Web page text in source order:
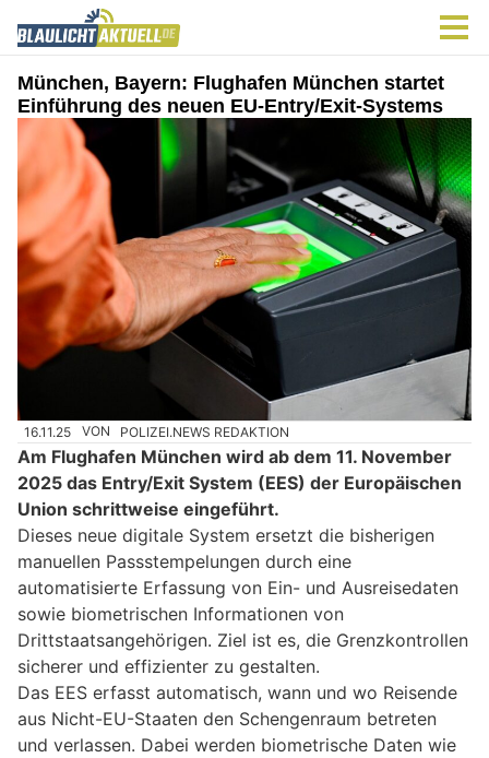
München, Bayern: Flughafen München startet
Einführung des neuen EU-Entry/Exit-Systems
16.11.25 VON POLIZEI.NEWS REDAKTION
Am Flughafen München wird ab dem 11. November
2025 das Entry/Exit System (EES) der Europäischen
Union schrittweise eingeführt.
Dieses neue digitale System ersetzt die bisherigen
manuellen Passstempelungen durch eine
automatisierte Erfassung von Ein- und Ausreisedaten
sowie biometrischen Informationen von
Drittstaatsangehörigen. Ziel ist es, die Grenzkontrollen
sicherer und effizienter zu gestalten.
Das EES erfasst automatisch, wann und wo Reisende
aus Nicht-EU-Staaten den Schengenraum betreten
und verlassen. Dabei werden biometrische Daten wie